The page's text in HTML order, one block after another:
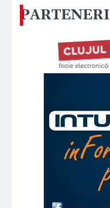
PARTENERI